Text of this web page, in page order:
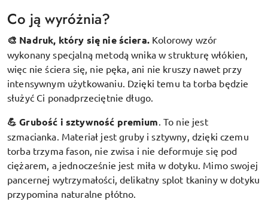
Co ją wyróżnia?
🎨 Nadruk, który się nie ściera. Kolorowy wzór
wykonany specjalną metodą wnika w strukturę włókien,
więc nie ściera się, nie pęka, ani nie kruszy nawet przy
intensywnym użytkowaniu. Dzięki temu ta torba będzie
służyć Ci ponadprzeciętnie długo.
💪 Grubość i sztywność premium. To nie jest
szmacianka. Materiał jest gruby i sztywny, dzięki czemu
torba trzyma fason, nie zwisa i nie deformuje się pod
ciężarem, a jednocześnie jest miła w dotyku. Mimo swojej
pancernej wytrzymałości, delikatny splot tkaniny w dotyku
przypomina naturalne płótno.